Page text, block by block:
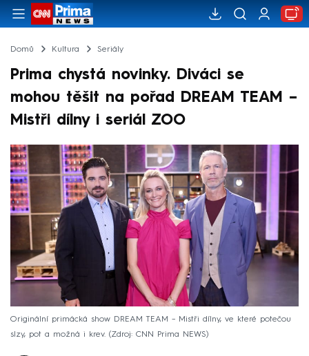
Domů Kultura Seriály
Prima chystá novinky. Diváci se
mohou těšit na pořad DREAM TEAM –
Mistři dílny i seriál ZOO
Originální primácká show DREAM TEAM – Mistři dílny, ve které potečou
slzy, pot a možná i krev.
Zdroj: CNN Prima NEWS